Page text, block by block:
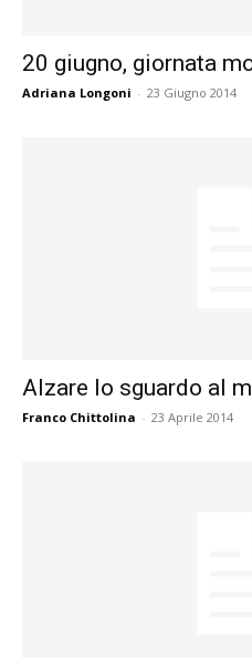
20 giugno, giornata
Adriana Longoni - 23 Giugno 2014
Alzare lo sguardo al
Franco Chittolina - 23 Aprile 2014